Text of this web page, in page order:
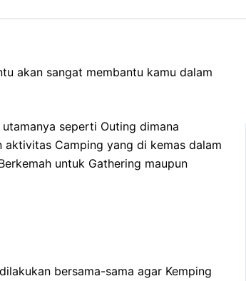
akan sangat membantu kamu dalam
seperti Outing dimana
Camping yang di kemas dalam
untuk Gathering maupun
bersama-sama agar Kemping